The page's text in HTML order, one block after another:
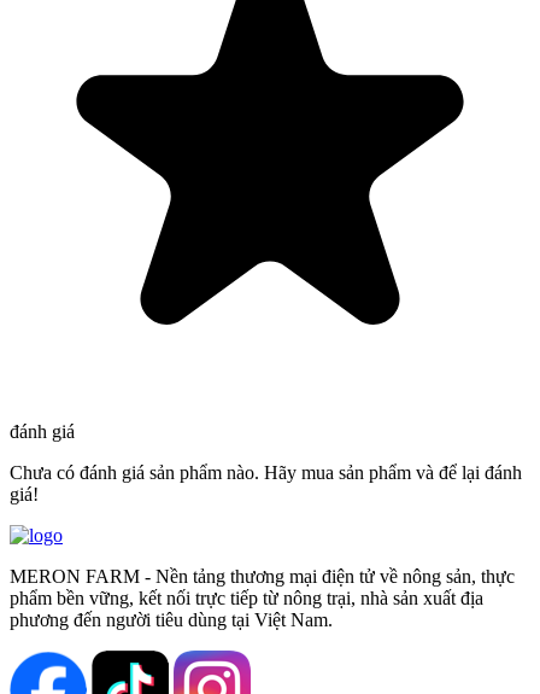
đánh giá
Chưa có đánh giá sản phẩm nào. Hãy mua sản phẩm và để lại đánh
giá!
MERON FARM - Nền tảng thương mại điện tử về nông sản, thực
phẩm bền vững, kết nối trực tiếp từ nông trại, nhà sản xuất địa
phương đến người tiêu dùng tại Việt Nam.